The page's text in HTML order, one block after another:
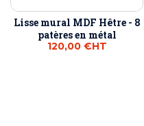
Lisse mural MDF Hêtre - 8
patères en métal
120,00 €HT